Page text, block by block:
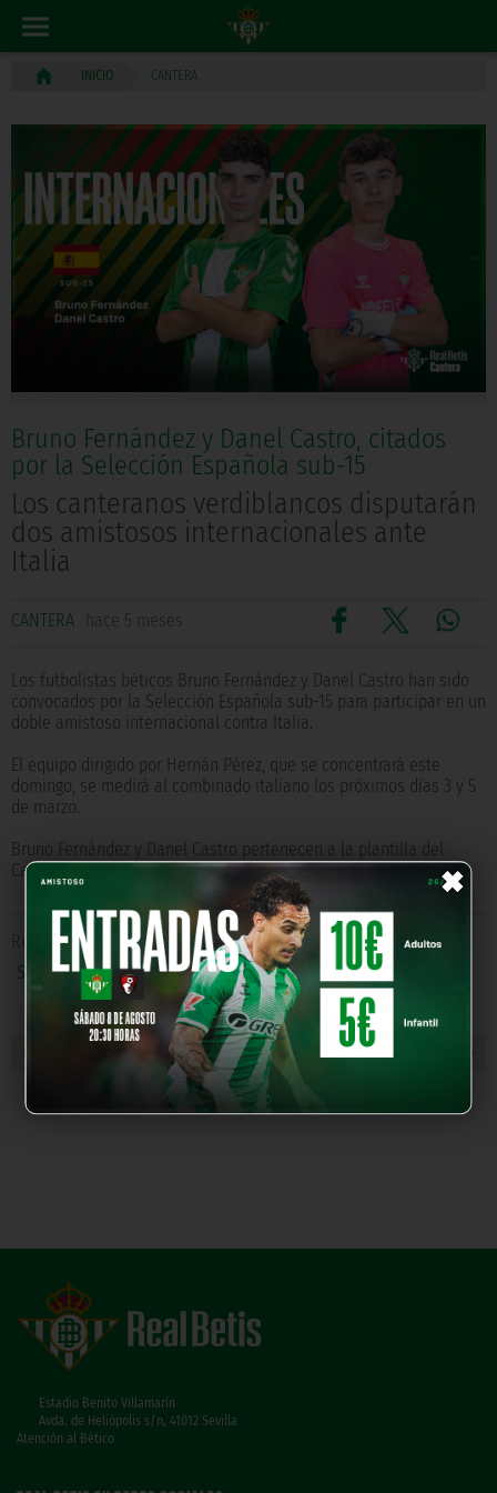
×
INICIO CANTERA
Bruno Fernández y Danel Castro, citados
por la Selección Española sub-15
Los canteranos verdiblancos disputarán
dos amistosos internacionales ante
Italia
CANTERA hace 5 meses
Los futbolistas béticos Bruno Fernández y Danel Castro han sido
convocados por la Selección Española sub-15 para participar en un
doble amistoso internacional contra Italia.
El equipo dirigido por Hernán Pérez, que se concentrará este
domingo, se medirá al combinado italiano los próximos días 3 y 5
de marzo.
Bruno Fernández y Danel Castro pertenecen a la plantilla del
Cadete B del Real Betis.
Relacionado con Cadete B, Internacionales
Selección española sub-15, Bruno Fernández, Danel Castro
« NOTICIA ANTERIOR NOTICIA SIGUIENTE »
Estadio Benito Villamarín
Avda. de Heliópolis s/n, 41012 Sevilla
Atención al Bético